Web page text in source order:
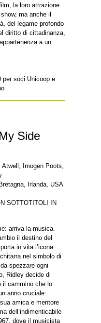
la loro attrazione
ma anche il
del legame profondo
diritto di cittadinanza,
a un
per soci Unicoop e
Side
Imogen Poots,
Irlanda, USA
SOTTOTITOLI IN
arriva la musica.
il destino del
in vita l’icona
nel simbolo di
spezzare ogni
Ridley decide di
il cammino che lo
anno cruciale:
amica e mentore
dell’indimenticabile
dove il musicista